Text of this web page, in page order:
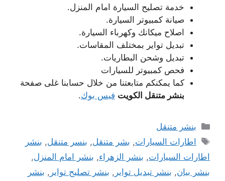
خدمة تصليح السيارة امام المنزل.
صيانة كمبيوتر السيارة.
اصلاح ميكانك وكهرباء السيارة.
تبديل تواير بمختلف المقاسات.
تبديل وشحن البطاريات.
فحص كمبيوتر للسيارات
كما يمكنكم متابعتنا من خلال حسابنا غلى صفحة
بنشر متنقل الكويت فيس بوك.
التصنيفات
بنشر متنقل
الوسوم
اطارات السيارات, بشر متنقل, بنسر متنقل, بنشر
اطارات السيارات, بنشر الزهراء, بنشر امام المنزل,
بنشر بيان, بنشر تبديل تواير , بنشر تصليح تواير , بنشر